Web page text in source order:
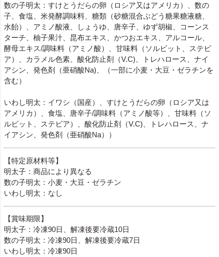
数の子明太：すけとうだらの卵（ロシア又はアメリカ）、数の
子、食塩、米発酵調味料、糖類（砂糖混合ぶどう糖果糖液糖、
水飴）、アミノ酸液、しょうゆ、唐辛子、ゆず胡椒、コーンス
ターチ、柚子果汁、昆布エキス、かつおエキス、アルコール、
酵母エキス/調味料（アミノ酸）、甘味料（ソルビット、ステビ
ア）、カラメル色素、酸化防止剤（V.C)、トレハロース、ナイ
アシン、発色剤（亜硝酸Na)、（一部に小麦・大豆・ゼラチンを
含む）
いわし明太：イワシ（国産）、すけとうだらの卵（ロシア又は
アメリカ）、食塩、唐辛子/調味料（アミノ酸等）、甘味料（ソ
ルビット、ステビア）、酸化防止剤（V.C)、トレハロース、ナ
イアシン、発色剤（亜硝酸Na））
【特定原材料等】
明太子：商品により異なる
数の子明太：小麦・大豆・ゼラチン
いわし明太：なし
【賞味期限】
明太子：冷凍90日、解凍後要冷蔵10日
数の子明太：冷凍90日、解凍後要冷蔵7日
いわし明太：冷凍90日